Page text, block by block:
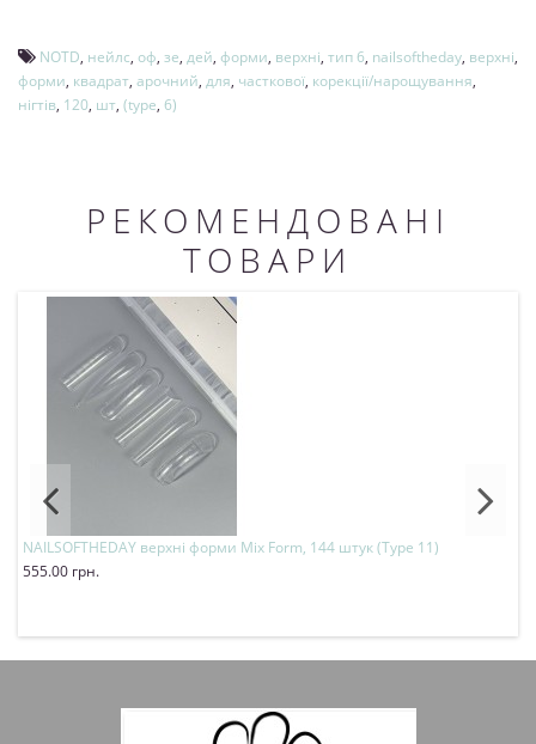
NOTD, нейлс, оф, зе, дей, форми, верхні, тип 6, nailsoftheday, верхні,
форми, квадрат, арочний, для, часткової, корекції/нарощування,
нігтів, 120, шт, (type, 6)
РЕКОМЕНДОВАНІ
ТОВАРИ
NAILSOFTHEDAY верхні форми Mix Form, 144 штук (Type 11)
555.00 грн.